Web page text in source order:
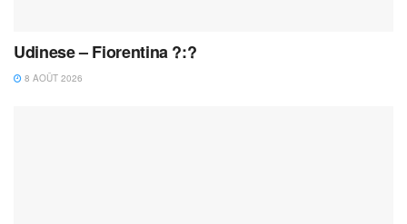
Udinese – Fiorentina ?:?
8 AOÛT 2026